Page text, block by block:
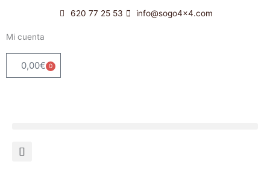
contenido
620 77 25 53 info@sogo4x4.com
Mi cuenta
0,00€ 0
Carrito